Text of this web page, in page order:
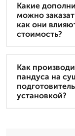
Какие
можно
как они
стоимость?
Как
пандуса на
установкой?